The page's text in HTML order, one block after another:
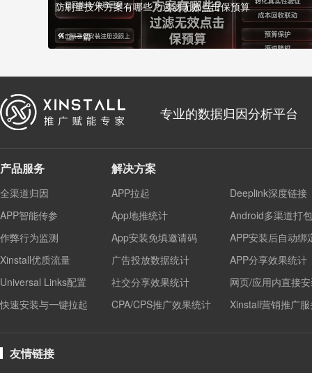
防刷量技术方案有哪些？过滤无效点击保预算
上一篇
专业的数据归因分析平台
产品服务
全渠道归因
APP智能传参
作弊行为监测
Xinstall优质流量
Universal Links配置
快速安装与一键拉起
解决方案
APP拉起
Deeplink深度链接
App地推统计
Android多渠道打包
App安装免填邀请码
APP安装后自动绑
广告投放数据统计
APP分享效果统计
社交分享效果统计
网页/应用内直接
CPA/CPS推广效果统计
Xinstall营销推广
友情链接